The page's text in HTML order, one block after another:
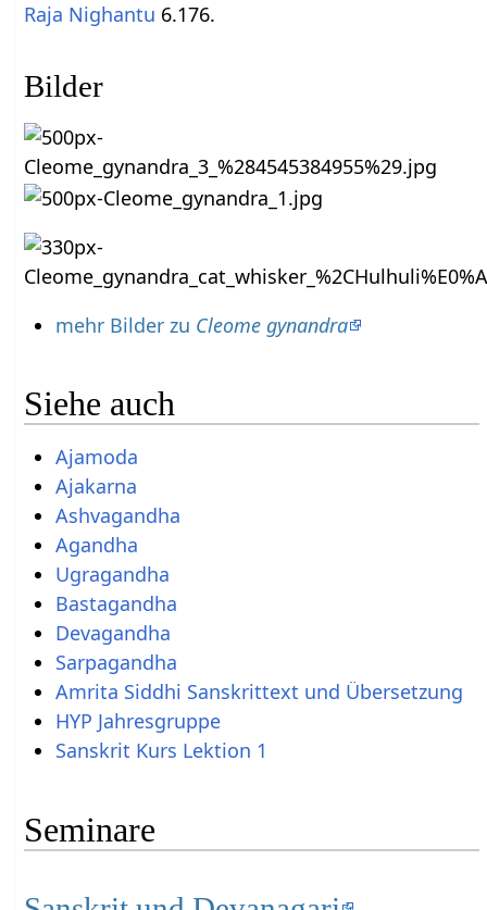
Raja Nighantu 6.176.
Bilder
mehr Bilder zu Cleome gynandra
Siehe auch
Ajamoda
Ajakarna
Ashvagandha
Agandha
Ugragandha
Bastagandha
Devagandha
Sarpagandha
Amrita Siddhi Sanskrittext und Übersetzung
HYP Jahresgruppe
Sanskrit Kurs Lektion 1
Seminare